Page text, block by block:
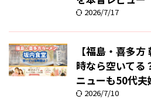
2026/7/17
【福島・喜多
時なら空いてる
ニューも50代夫
2026/7/10